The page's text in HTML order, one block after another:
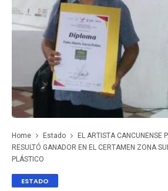
Home Estado
EL ARTISTA CANCUNENSE
RESULTÓ GANADOR EN EL CERTAMEN ZONA
PLÁSTICO
ESTADO